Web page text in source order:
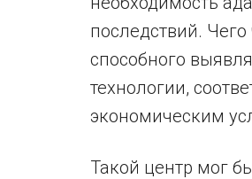
последствий. Чего
способного
технологии,
экономическим
Такой центр мог